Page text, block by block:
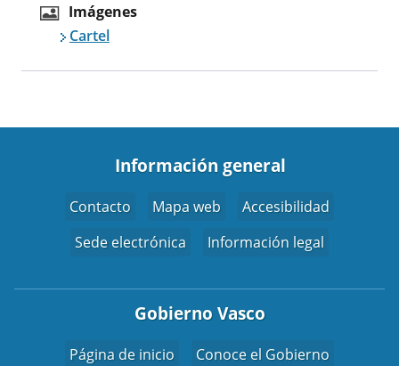
Imágenes
Cartel
Información general
Contacto Mapa web
Accesibilidad
Sede electrónica
Información legal
Gobierno Vasco
Página de inicio
Conoce el Gobierno